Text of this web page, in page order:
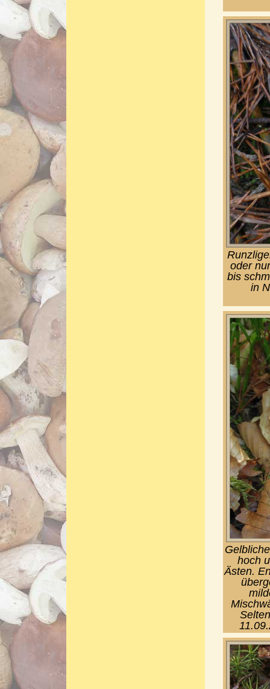
oder
bis
in
hoch
Ästen.